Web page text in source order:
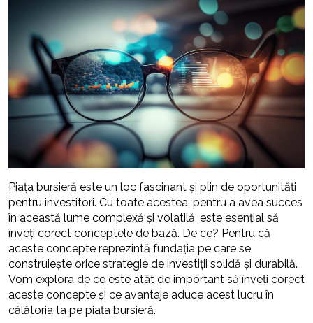
Piața bursieră este un loc fascinant și plin de oportunități
pentru investitori. Cu toate acestea, pentru a avea succes
în această lume complexă și volatilă, este esențial să
înveți corect conceptele de bază. De ce? Pentru că
aceste concepte reprezintă fundația pe care se
construiește orice strategie de investiții solidă și durabilă.
Vom explora de ce este atât de important să înveți corect
aceste concepte și ce avantaje aduce acest lucru în
călătoria ta pe piața bursieră.